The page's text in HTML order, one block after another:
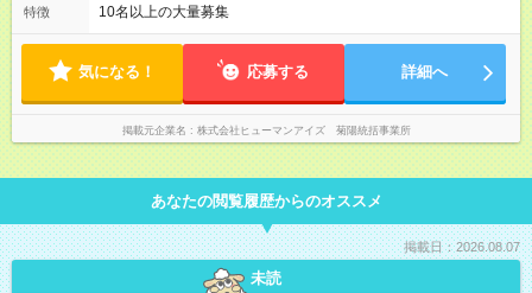
特徴 10名以上の大量募集
気になる！ 応募する 詳細へ
掲載元企業名 株式会社ヒューマンアイズ 菊陽統括事業所
あなたの閲覧履歴からのオススメ
掲載日：2026.08.07
未読